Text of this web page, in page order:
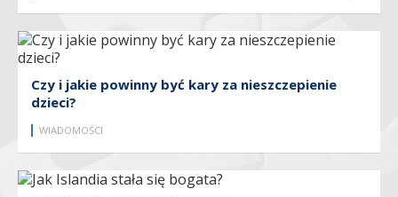
Czy i jakie powinny być kary za nieszczepienie
dzieci?
WIADOMOŚCI